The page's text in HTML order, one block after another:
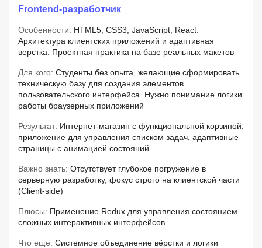
Frontend-разработчик
Особенности: HTML5, CSS3, JavaScript, React.
Архитектура клиентских приложений и адаптивная
верстка. Проектная практика на базе реальных макетов
Для кого: Студенты без опыта, желающие сформировать
техническую базу для создания элементов
пользовательского интерфейса. Нужно понимание логики
работы браузерных приложений
Результат: Интернет-магазин с функциональной корзиной,
приложение для управления списком задач, адаптивные
страницы с анимацией состояний
Важно знать: Отсутствует глубокое погружение в
серверную разработку, фокус строго на клиентской части
(Client-side)
Плюсы: Применение Redux для управления состоянием
сложных интерактивных интерфейсов
Что еще: Системное объединение вёрстки и логики